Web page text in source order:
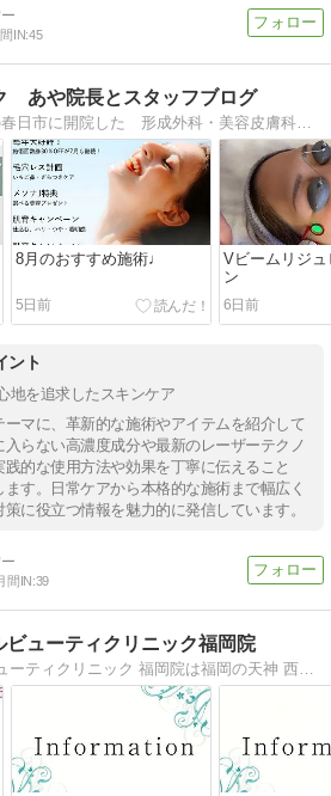
IN:45
あや院長とスタッフブログ
2016/11/7に福岡県の春日市に開院した 形成外科・美容皮膚科のクリニックです。保育士さんがいる託児室を院内に備え、地域密着医療を目指しています。
8月のおすすめ施術♩
5日前
Vビームリジ
ン
6日前
ント
地を追求したスキンケア
マに、革新的な施術やアイテムを紹介して
らない高濃度成分や最新のレーザーテクノ
的な使用方法や効果を丁寧に伝えること
す。日常ケアから本格的な施術まで幅広く
に役立つ情報を魅力的に発信しています。
間IN:39
ビューティクリニック福岡院
セイコメディカルビューティクリニック 福岡院は福岡の天神 西通りにある美容皮膚科・美容外科・形成外科専門クリニックです。